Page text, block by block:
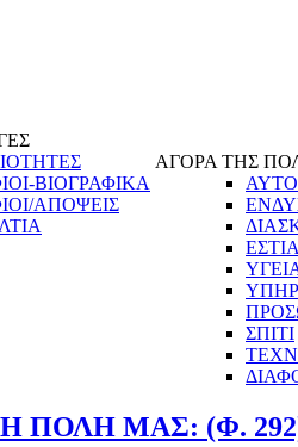
ΒΙΟΓΡΑΦΙΚΑ
ΑΠΟΨΕΙΣ
ΑΓΟΡΑ ΤΗΣ
ΣΠΙΤΙ
ΠΟΛΗ ΜΑΣ: (Φ.